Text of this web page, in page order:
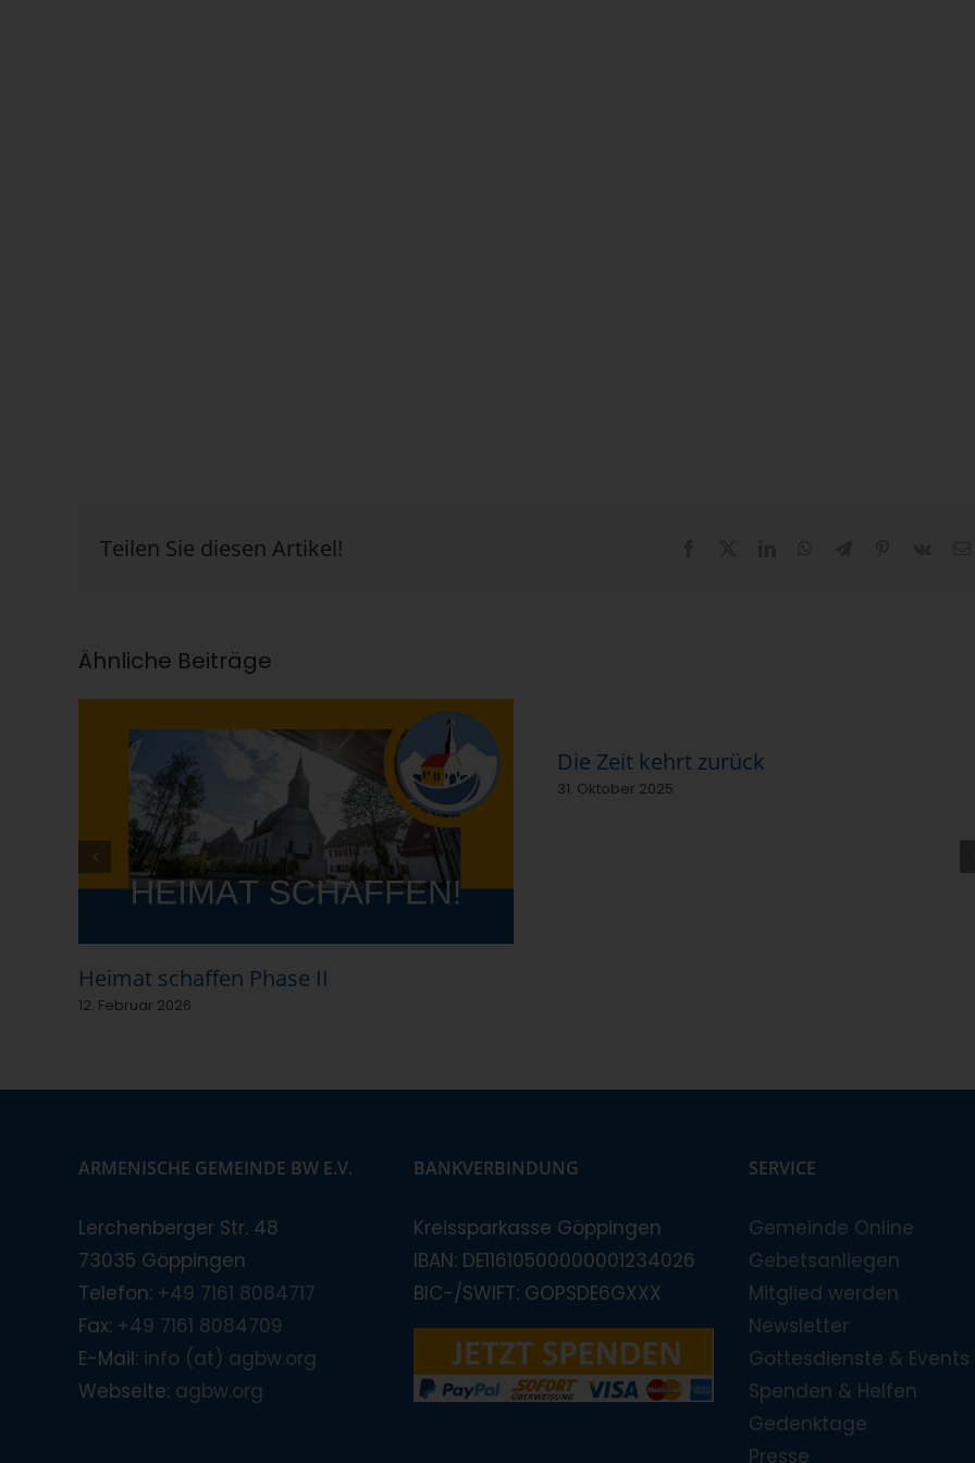
Teilen Sie diesen Artikel!
Ähnliche Beiträge
Heimat schaffen Phase II
12. Februar 2026
Die Zeit kehrt zurück
31. Oktober 2025
ARMENISCHE GEMEINDE BW E.V.
Lerchenberger Str. 48
73035 Göppingen
Telefon: +49 7161 8084717
Fax: +49 7161 8084709
E-Mail: info (at) agbw.org
Webseite: agbw.org
BANKVERBINDUNG
Kreissparkasse Göppingen
IBAN: DE11610500000001234026
BIC-/SWIFT: GOPSDE6GXXX
SERVICE
Gemeinde Online
Gebetsanliegen
Mitglied werden
Newsletter
Gottesdienste & Events
Spenden & Helfen
Gedenktage
Presse